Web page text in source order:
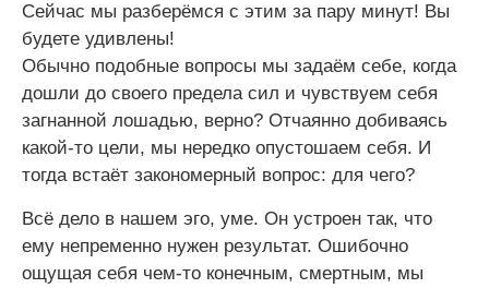
Сейчас мы разберёмся с этим за пару минут! Вы
будете удивлены!
Обычно подобные вопросы мы задаём себе, когда
дошли до своего предела сил и чувствуем себя
загнанной лошадью, верно? Отчаянно добиваясь
какой-то цели, мы нередко опустошаем себя. И
тогда встаёт закономерный вопрос: для чего?
Всё дело в нашем эго, уме. Он устроен так, что
ему непременно нужен результат. Ошибочно
ощущая себя чем-то конечным, смертным, мы